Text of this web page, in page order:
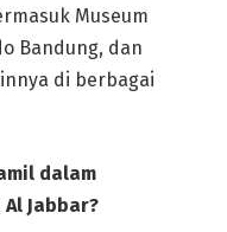
Museum
Bandung, dan
di berbagai
dalam
Jabbar?